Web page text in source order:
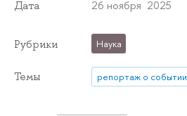
Дата 26 ноября 2025
Рубрики Наука
Темы репортаж о событии